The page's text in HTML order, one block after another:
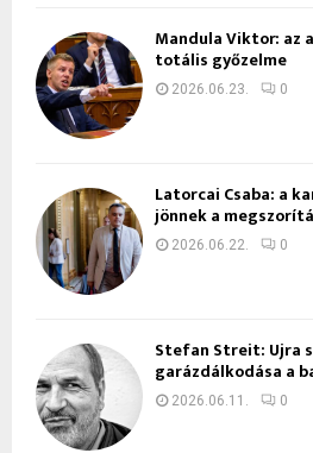
Mandula Viktor: az
totális győzelme
2026.06.23. 0
Latorcai Csaba: a
jönnek a
2026.06.22. 0
Stefan Streit: Újra
garázdálkodása a
2026.06.11. 0